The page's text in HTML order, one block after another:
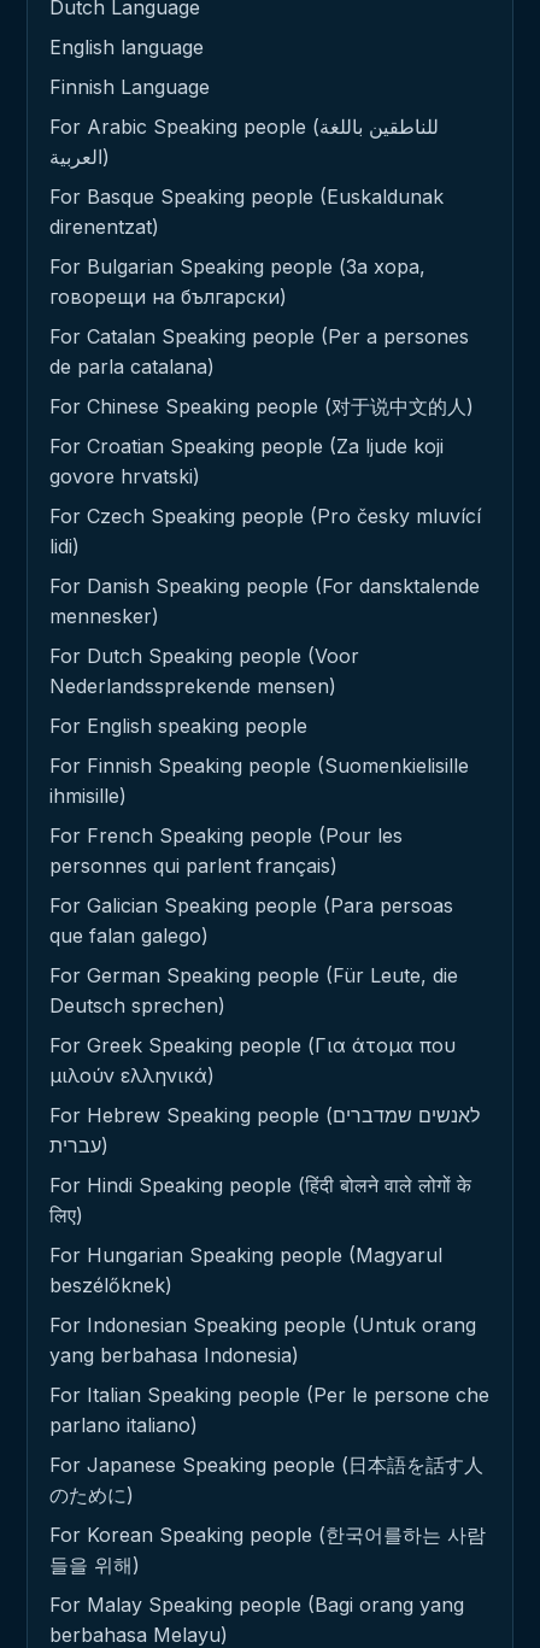
Dutch Language
English language
Finnish Language
For Arabic Speaking people (للناطقين باللغة
العربية)
For Basque Speaking people (Euskaldunak
direnentzat)
For Bulgarian Speaking people (За хора,
говорещи на български)
For Catalan Speaking people (Per a persones
de parla catalana)
For Chinese Speaking people (对于说中文的人)
For Croatian Speaking people (Za ljude koji
govore hrvatski)
For Czech Speaking people (Pro česky mluvící
lidi)
For Danish Speaking people (For dansktalende
mennesker)
For Dutch Speaking people (Voor
Nederlandssprekende mensen)
For English speaking people
For Finnish Speaking people (Suomenkielisille
ihmisille)
For French Speaking people (Pour les
personnes qui parlent français)
For Galician Speaking people (Para persoas
que falan galego)
For German Speaking people (Für Leute, die
Deutsch sprechen)
For Greek Speaking people (Για άτομα που
μιλούν ελληνικά)
For Hebrew Speaking people (לאנשים שמדברים
עברית)
For Hindi Speaking people (हिंदी बोलने वाले लोगों के
लिए)
For Hungarian Speaking people (Magyarul
beszélőknek)
For Indonesian Speaking people (Untuk orang
yang berbahasa Indonesia)
For Italian Speaking people (Per le persone che
parlano italiano)
For Japanese Speaking people (日本語を話す人
のために)
For Korean Speaking people (한국어를하는 사람
들을 위해)
For Malay Speaking people (Bagi orang yang
berbahasa Melayu)